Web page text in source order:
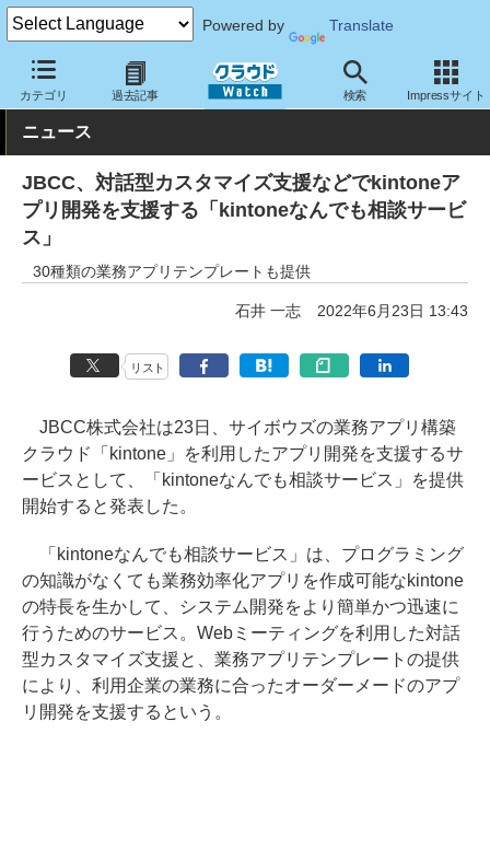
Powered by Translate
カテゴリ 過去記事 検索 Impressサイト
クラウド Watch サービス・ソフト サービス 導入支援
ニュース
JBCC、対話型カスタマイズ支援などでkintoneア
プリ開発を支援する「kintoneなんでも相談サービ
ス」
30種類の業務アプリテンプレートも提供
石井 一志 2022年6月23日 13:43
リスト
JBCC株式会社は23日、サイボウズの業務アプリ構築
クラウド「kintone」を利用したアプリ開発を支援するサ
ービスとして、「kintoneなんでも相談サービス」を提供
開始すると発表した。
「kintoneなんでも相談サービス」は、プログラミング
の知識がなくても業務効率化アプリを作成可能なkintone
の特長を生かして、システム開発をより簡単かつ迅速に
行うためのサービス。Webミーティングを利用した対話
型カスタマイズ支援と、業務アプリテンプレートの提供
により、利用企業の業務に合ったオーダーメードのアプ
リ開発を支援するという。